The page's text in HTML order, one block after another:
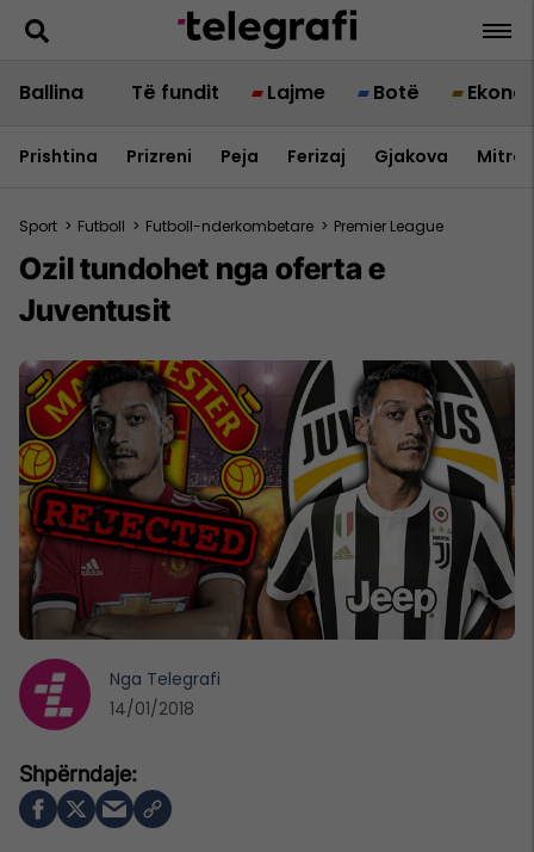
Ballina Të fundit Lajme Botë
Prishtina Prizreni Peja Ferizaj Gjakova
Sport > Futboll > Futboll-nderkombetare > Premier League
Ozil tundohet nga oferta e
Juventusit
Nga Telegrafi
14/01/2018